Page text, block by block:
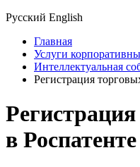
Русский English
Главная
Услуги
Интеллектуальная
Регистрация
в Роспатенте